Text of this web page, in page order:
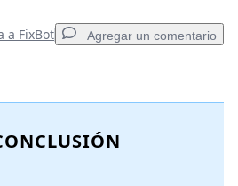
a FixBot Agregar un comentario